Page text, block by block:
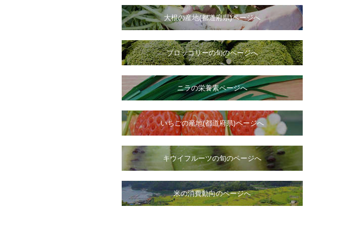
大根の産地(都道府県)ページへ
ブロッコリーの旬のページへ
ニラの栄養素ページへ
いちごの産地(都道府県)ページへ
キウイフルーツの旬のページへ
米の消費動向のページへ